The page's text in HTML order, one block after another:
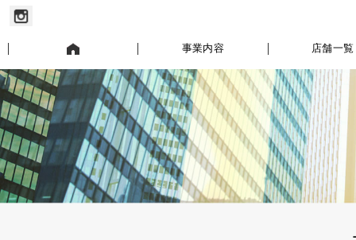
事業内容 店舗一覧